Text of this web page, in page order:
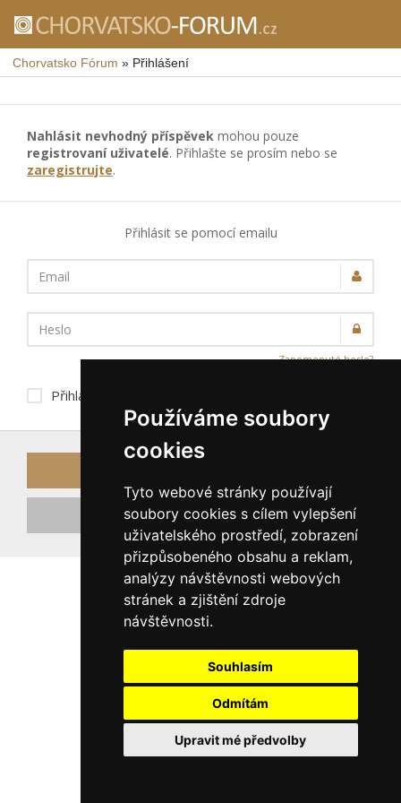
Používáme soubory
cookies
Tyto webové stránky používají
soubory cookies s cílem vylepšení
uživatelského prostředí, zobrazení
přizpůsobeného obsahu a reklam,
analýzy návštěvnosti webových
stránek a zjištění zdroje
návštěvnosti.
Souhlasím
Odmítám
Upravit mé předvolby
Chorvatsko Fórum » Přihlášení
Nahlásit nevhodný příspěvek mohou pouze
registrovaní uživatelé. Přihlašte se prosím nebo se
zaregistrujte.
Přihlásit se pomocí emailu
Email
Heslo
Zapomenuté heslo?
Přihlásit trvale na tomto zařízení
Registrovat nový účet